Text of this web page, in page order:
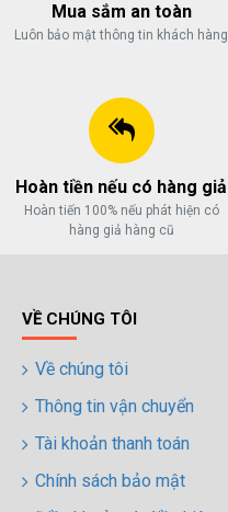
Mua sắm an toàn
Luôn bảo mật thông tin khách hàng
Hoàn tiền nếu có hàng giả
Hoàn tiến 100% nếu phát hiện có
hàng giả hàng cũ
VỀ CHÚNG TÔI
Về chúng tôi
Thông tin vận chuyển
Tài khoản thanh toán
Chính sách bảo mật